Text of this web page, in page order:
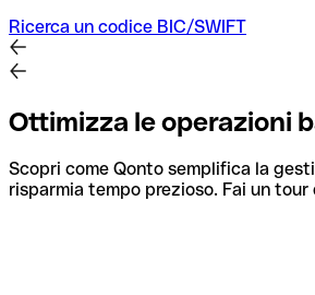
Ricerca un codice BIC/SWIFT
Ottimizza le operazioni
Scopri come Qonto semplifica la
risparmia tempo prezioso. Fai un